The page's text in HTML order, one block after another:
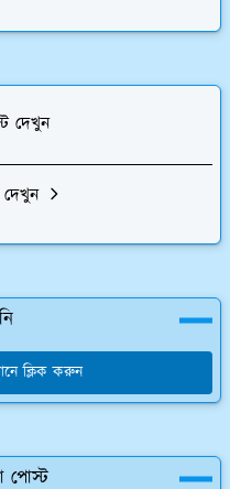
দেখুন
দেখুন
ক্লিক করুন
পোস্ট